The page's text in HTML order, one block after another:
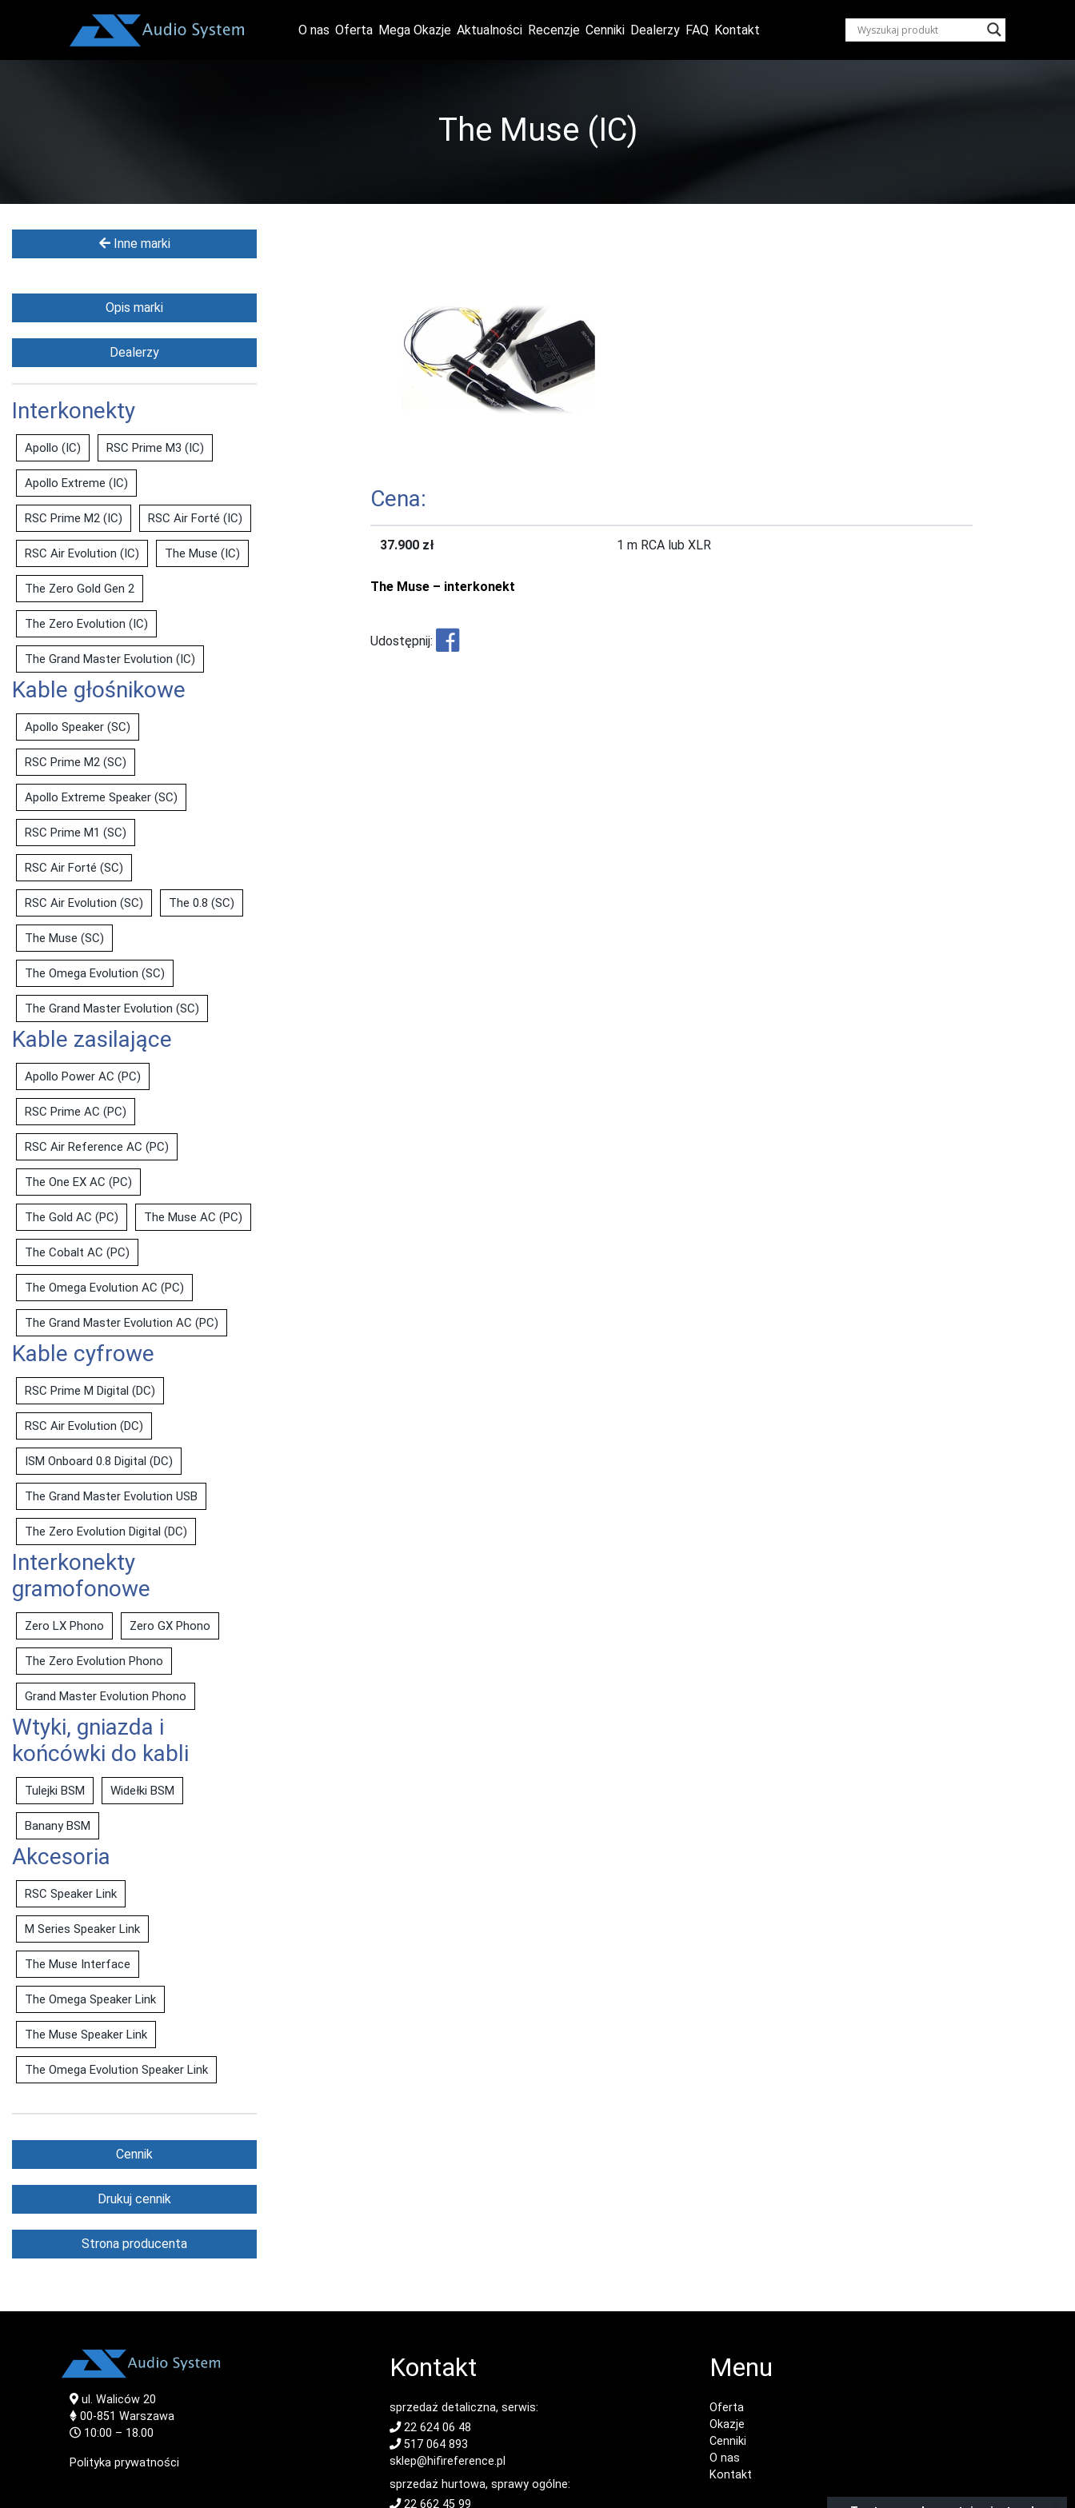
O nas Oferta Mega Okazje Aktualności Recenzje Cenniki Dealerzy FAQ Kontakt
The Muse (IC)
Inne marki
Opis marki
Dealerzy
Interkonekty
Apollo (IC) RSC Prime M3 (IC)
Apollo Extreme (IC)
RSC Prime M2 (IC) RSC Air Forté (IC)
RSC Air Evolution (IC) The Muse (IC)
The Zero Gold Gen 2
The Zero Evolution (IC)
The Grand Master Evolution (IC)
Kable głośnikowe
Apollo Speaker (SC)
RSC Prime M2 (SC)
Apollo Extreme Speaker (SC)
RSC Prime M1 (SC)
RSC Air Forté (SC)
RSC Air Evolution (SC) The 0.8 (SC)
The Muse (SC)
The Omega Evolution (SC)
The Grand Master Evolution (SC)
Kable zasilające
Apollo Power AC (PC)
RSC Prime AC (PC)
RSC Air Reference AC (PC)
The One EX AC (PC)
The Gold AC (PC) The Muse AC (PC)
The Cobalt AC (PC)
The Omega Evolution AC (PC)
The Grand Master Evolution AC (PC)
Kable cyfrowe
RSC Prime M Digital (DC)
RSC Air Evolution (DC)
ISM Onboard 0.8 Digital (DC)
The Grand Master Evolution USB
The Zero Evolution Digital (DC)
Interkonekty
gramofonowe
Zero LX Phono Zero GX Phono
The Zero Evolution Phono
Grand Master Evolution Phono
Wtyki, gniazda i
końcówki do kabli
Tulejki BSM Widełki BSM
Banany BSM
Akcesoria
RSC Speaker Link
M Series Speaker Link
The Muse Interface
The Omega Speaker Link
The Muse Speaker Link
The Omega Evolution Speaker Link
Cennik
Drukuj cennik
Strona producenta
Cena:
37.900 zł 1 m RCA lub XLR
The Muse – interkonekt
Udostępnij:
ul. Waliców 20
00-851 Warszawa
10:00 – 18.00
Polityka prywatności
Kontakt
sprzedaż detaliczna, serwis:
22 624 06 48
517 064 893
sklep@hifireference.pl
sprzedaż hurtowa, sprawy ogólne:
22 662 45 99
Menu
Oferta
Okazje
Cenniki
O nas
Kontakt